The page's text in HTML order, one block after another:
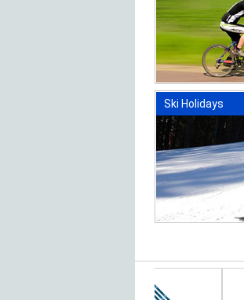
Ski Holidays